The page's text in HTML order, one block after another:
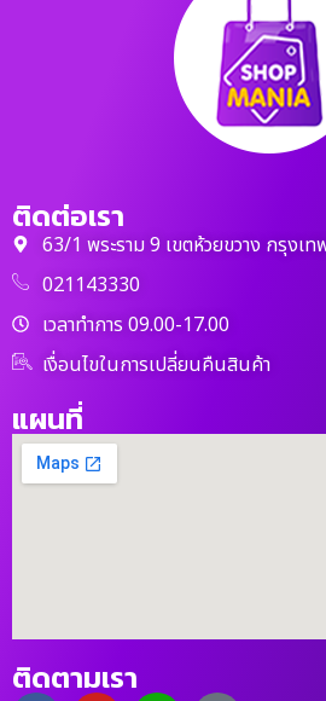
ติดต่อเรา
63/1 พระราม 9 เขตห้วยขวาง กรุงเ
021143330
เวลาทำการ 09.00-17.00
เงื่อนไขในการเปลี่ยนคืนสินค้า
แผนที่
ติดตามเรา